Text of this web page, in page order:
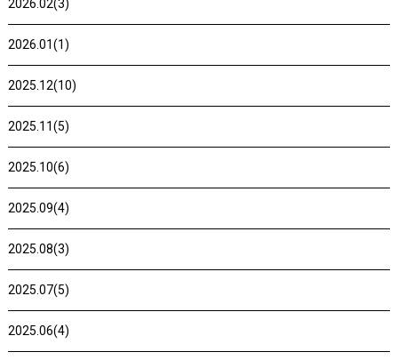
2026.02(3)
2026.01(1)
2025.12(10)
2025.11(5)
2025.10(6)
2025.09(4)
2025.08(3)
2025.07(5)
2025.06(4)